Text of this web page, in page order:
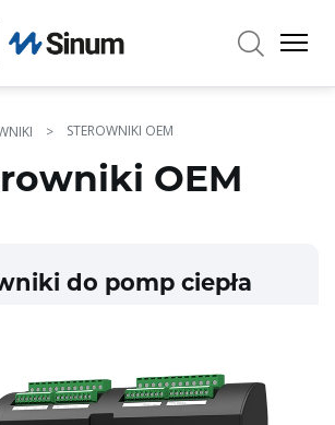
STEROWNIKI OEM
OEM
do pomp ciepła